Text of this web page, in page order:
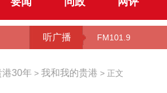
听广播 FM101.9
港30年 > 我和我的贵港 > 正文